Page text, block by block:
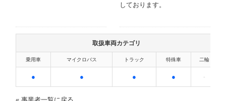
しております。
取扱車両カテゴリ
乗用車 マイクロバス トラック 特殊車 二輪
● ● ● ● -